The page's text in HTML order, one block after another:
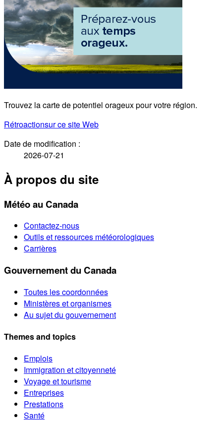
Trouvez la carte de potentiel orageux pour votre région.
Rétroactionsur ce site Web
Date de modification :
2026-07-21
À propos du site
Météo au Canada
Contactez-nous
Outils et ressources météorologiques
Carrières
Gouvernement du Canada
Toutes les coordonnées
Ministères et organismes
Au sujet du gouvernement
Themes and topics
Emplois
Immigration et citoyenneté
Voyage et tourisme
Entreprises
Prestations
Santé